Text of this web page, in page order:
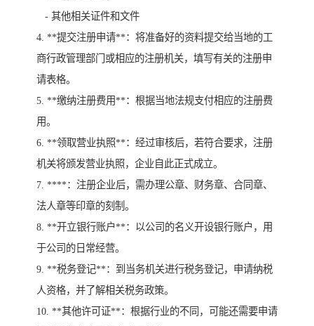
- 其他相关证件和文件
4. **提交注册申请**：将准备好的资料提交给当地的工
商行政管理部门或相应的注册机关，填写有关的注册申
请表格。
5. **缴纳注册费用**：根据当地法规支付相应的注册费
用。
6. **领取营业执照**：经过审核后，若符合要求，注册
机关将颁发营业执照，企业自此正式成立。
7. ****：注册企业后，需办理公章、财务章、合同章、
法人章等印章的刻制。
8. **开立银行账户**：以公司的名义开设银行账户，用
于公司的日常经营。
9. **税务登记**：到当务机关进行税务登记，申请纳税
人资格，并了解相关税务政策。
10. **其他许可证**：根据行业的不同，可能还需要申请